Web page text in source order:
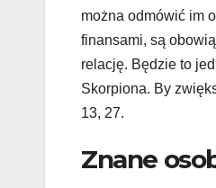
można odmówić im
finansami, są
relację. Będzie to
Skorpiona. By
13, 27.
Znane